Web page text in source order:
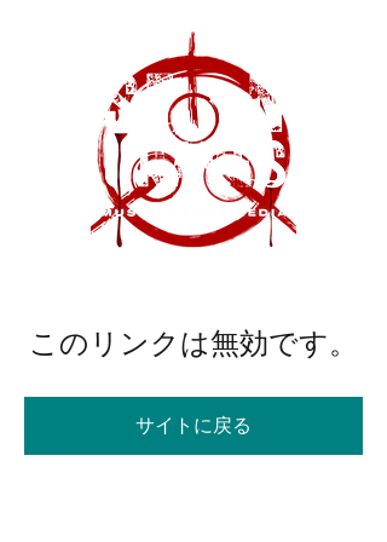
このリンクは無効です。
サイトに戻る